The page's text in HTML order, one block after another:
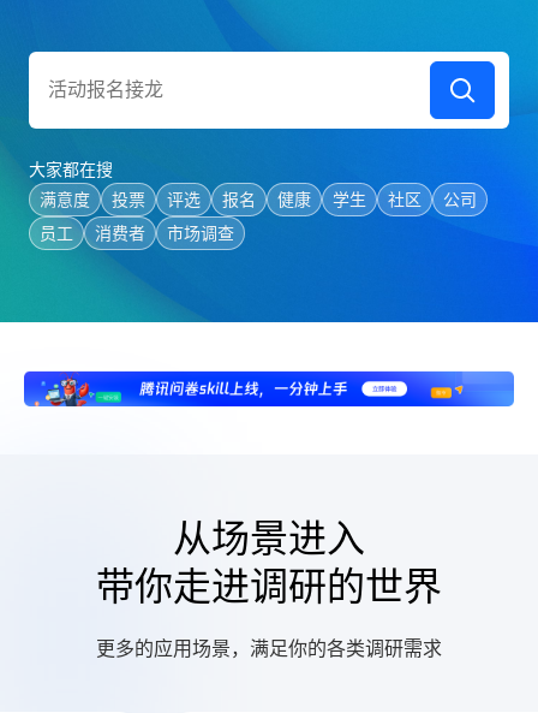
活动报名接龙
员工满意度调查
员工培训满意度调研
反诈知识测试
优秀员工投票
大家都在搜
满意度
投票 评选 报名 健康 学生 社区
公司
员工
消费者 市场调查
从场景进入
带你走进调研的世界
更多的应用场景，满足你的各类调研需求